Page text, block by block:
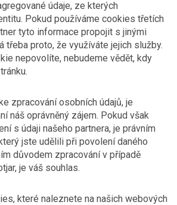
údaje, ze kterých
Pokud používáme cookies třetích
tyto informace propojit s jinými
třeba proto, že využíváte jejich služby.
nepovolíte, nebudeme vědět, kdy
zpracování osobních údajů, je
náš oprávněný zájem. Pokud však
s údaji našeho partnera, je právním
jste udělili při povolení daného
důvodem zpracování v případě
je váš souhlas.
které naleznete na našich webových